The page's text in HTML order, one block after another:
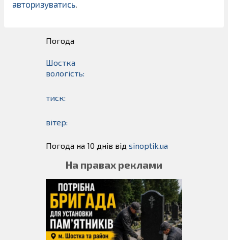
авторизуватись
Погода
Шостка
вологість:
тиск:
вітер:
Погода на 10 днів від sinoptik.ua
На правах реклами